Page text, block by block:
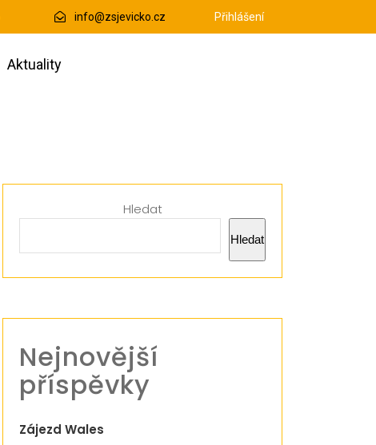
info@zsjevicko.cz Přihlášení
Aktuality
Hledat
Hledat
Nejnovější
příspěvky
Zájezd Wales